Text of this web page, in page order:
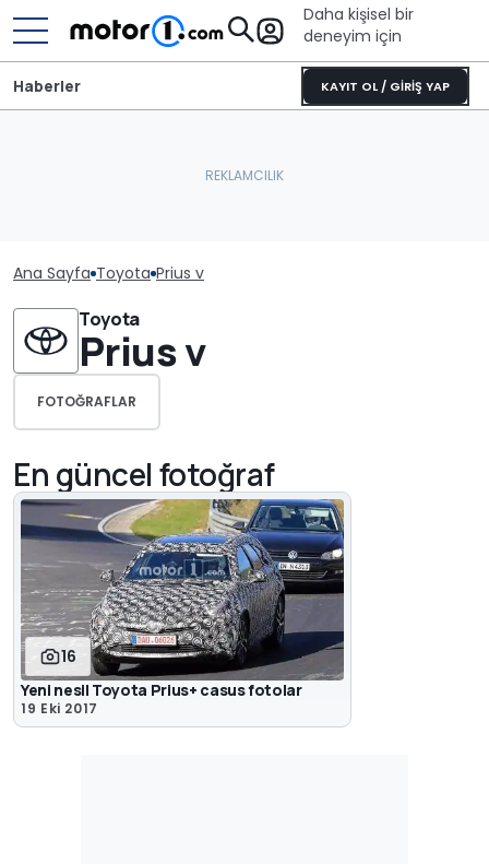
Daha kişisel bir
deneyim için
KAYIT OL / GİRİŞ YAP
Haberler
Ana Sayfa Toyota Prius v
Toyota
Prius v
FOTOĞRAFLAR
En güncel fotoğraf
16
Yeni nesil Toyota Prius+ casus fotolar
19 Eki 2017